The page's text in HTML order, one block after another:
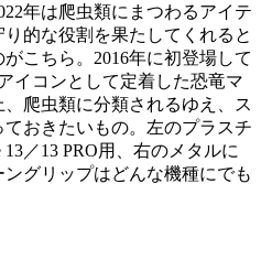
年は爬虫類にまつわるアイテ
的な役割を果たしてくれると
こちら。2016年に初登場して
イコンとして定着した恐竜マ
爬虫類に分類されるゆえ、ス
おきたいもの。左のプラスチ
／13 PRO用、右のメタルに
グリップはどんな機種にでも